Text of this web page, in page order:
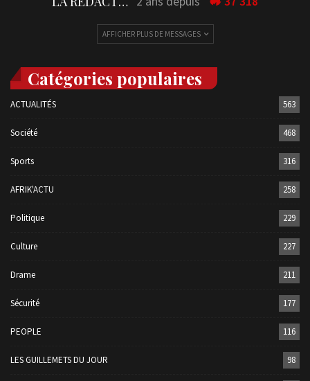
AFFICHER PLUS DE MESSAGES
Catégories populaires
ACTUALITÉS 563
Société 468
Sports 316
AFRIK'ACTU 258
Politique 229
Culture 227
Drame 211
Sécurité 177
PEOPLE 116
LES GUILLEMETS DU JOUR 98